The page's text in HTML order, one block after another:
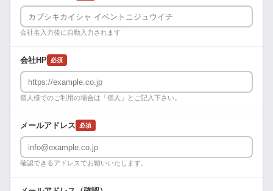
会社名入力後に自動入力されます
会社HP 必須
個人様でのご利用の場合は「個人」とご記入下さい。
メールアドレス 必須
確認できるアドレスでお願いいたします。